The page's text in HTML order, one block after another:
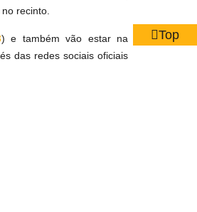
recinto.
) e também vão estar na
das redes sociais oficiais
Top